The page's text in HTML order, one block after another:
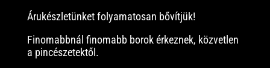
Árukészletünket folyamatosan bővítjük!
Finomabbnál finomabb borok érkeznek, közvetlen
a pincészetektől.